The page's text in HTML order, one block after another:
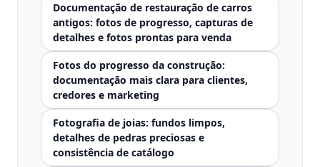
Documentação de restauração de carros
antigos: fotos de progresso, capturas de
detalhes e fotos prontas para venda
Fotos do progresso da construção:
documentação mais clara para clientes,
credores e marketing
Fotografia de joias: fundos limpos,
detalhes de pedras preciosas e
consistência de catálogo